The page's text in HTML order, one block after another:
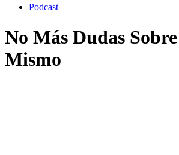
Podcast
No Más Dudas
Mismo